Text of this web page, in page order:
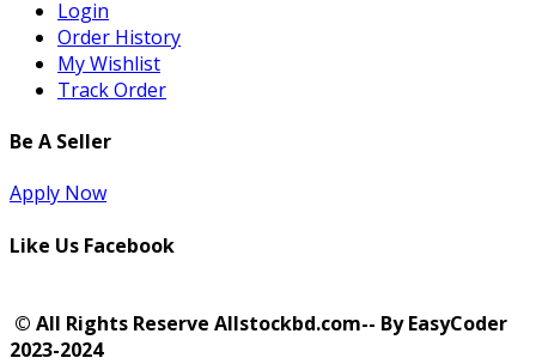
Login
Order History
My Wishlist
Track Order
Be A Seller
Apply Now
Like Us Facebook
© All Rights Reserve Allstockbd.com-- By EasyCoder
2023-2024